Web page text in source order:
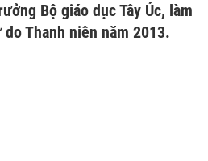
Bộ giáo dục Tây Úc, làm
Thanh niên năm 2013.